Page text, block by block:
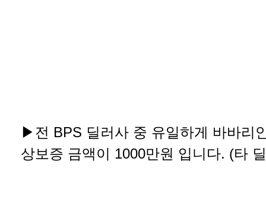
▶전 BPS 딜러사 중 유일하게 바바리
상보증 금액이 1000만원 입니다. (타